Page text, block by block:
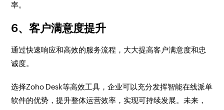
率。
6、客户满意度提升
通过快速响应和高效的服务流程，大大提高客户满意度和忠
诚度。
选择Zoho Desk等高效工具，企业可以充分发挥智能在线派单
软件的优势，提升整体运营效率，实现可持续发展。未来，